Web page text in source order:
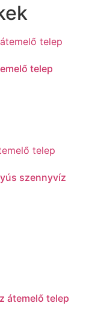
telep
szennyvíz
átemelő telep